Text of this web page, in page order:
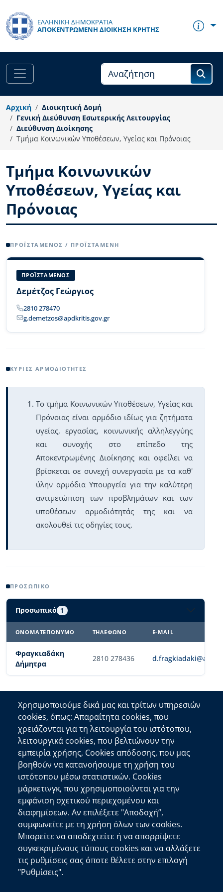
ΕΛΛΗΝΙΚΗ ΔΗΜΟΚΡΑΤΙΑ
ΑΠΟΚΕΝΤΡΩΜΈΝΗ ΔΙΟΊΚΗΣΗ ΚΡΉΤΗΣ
Αρχική
Διοικητική Δομή
Γενική Διεύθυνση Εσωτερικής Λειτουργίας
Διεύθυνση Διοίκησης
Τμήμα Κοινωνικών Υποθέσεων, Υγείας και Πρόνοιας
Τμήμα Κοινωνικών
Υποθέσεων, Υγείας και
Πρόνοιας
Body
ΠΡΟΪΣΤΆΜΕΝΟΣ / ΠΡΟΪΣΤΑΜΈΝΗ
ΠΡΟΪΣΤΑΜΕΝΟΣ
Δεμέτζος Γεώργιος
2810 278470
g.demetzos@apdkritis.gov.gr
ΚΎΡΙΕΣ ΑΡΜΟΔΙΌΤΗΤΕΣ
Το τμήμα Κοινωνικών Υποθέσεων, Υγείας και
Πρόνοιας είναι αρμόδιο ιδίως για ζητήματα
υγείας, εργασίας, κοινωνικής αλληλεγγύης
και συνοχής στο επίπεδο της
Αποκεντρωμένης Διοίκησης και οφείλει να
βρίσκεται σε συνεχή συνεργασία με τα καθ'
ύλην αρμόδια Υπουργεία για την καλύτερη
αντιμετώπιση των προβλημάτων και των
υποθέσεων αρμοδιότητάς της και να
ακολουθεί τις οδηγίες τους.
ΠΡΟΣΩΠΙΚΌ
Προσωπικό 1
ΟΝΟΜΑΤΕΠΏΝΥΜΟ ΤΗΛΈΦΩΝΟ E-MAIL
Φραγκιαδάκη
Δήμητρα
2810 278436
Επικοινωνία
Αποκεντρωμένη Διοίκηση Κρήτης
Πλατεία Κουντουριώτη 71202 Ηράκλειο
Επικοινωνήστε μαζί μας
Χρήσιμοι Σύνδεσμοι
Ελληνική Κυβέρνηση
Ευρωπαϊκή Επιτροπή
Πληροφορίες Ιστότοπου
Διαύγεια
Δήλωση Προσβασιμότητας
Χρησιμοποιούμε δικά μας και τρίτων υπηρεσιών
cookies, όπως: Απαραίτητα cookies, που
χρειάζονται για τη λειτουργία του ιστότοπου,
λειτουργικά cookies, που βελτιώνουν την
εμπειρία χρήσης, Cookies απόδοσης, που μας
βοηθούν να κατανοήσουμε τη χρήση του
ιστότοπου μέσω στατιστικών. Cookies
μάρκετινγκ, που χρησιμοποιούνται για την
εμφάνιση σχετικού περιεχομένου και
διαφημίσεων. Αν επιλέξετε "Αποδοχή”,
συμφωνείτε με τη χρήση όλων των cookies.
Μπορείτε να αποδεχτείτε ή να απορρίψετε
συγκεκριμένους τύπους cookies και να αλλάξετε
τις ρυθμίσεις σας όποτε θέλετε στην επιλογή
"Ρυθμίσεις".